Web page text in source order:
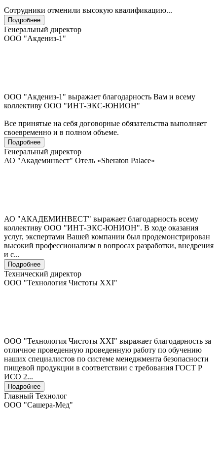
Сотрудники отменили высокую квалификацию...
Подробнее
Генеральный директор
ООО "Акдениз-1"
ООО "Акдениз-1" выражает благодарность Вам и всему
коллективу ООО "ИНТ-ЭКС-ЮНИОН"
Все принятые на себя договорные обязательства выполняет
своевременно и в полном объеме.
Подробнее
Генеральный директор
АО "Академинвест" Отель «Sheraton Palace»
АО "АКАДЕМИНВЕСТ" выражает благодарность всему
коллективу ООО "ИНТ-ЭКС-ЮНИОН". В ходе оказания
услуг, экспертами Вашей компании был продемонстрирован
высокий профессионализм в вопросах разработки, внедрения
и с...
Подробнее
Технический директор
ООО "Технология Чистоты XXI"
ООО "Технология Чистоты XXI" выражает благодарность за
отличное проведенную проведенную работу по обучению
наших специалистов по системе менеджмента безопасности
пищевой продукции в соответствии с требования ГОСТ Р
ИСО 2...
Подробнее
Главный Технолог
ООО "Сашера-Мед"